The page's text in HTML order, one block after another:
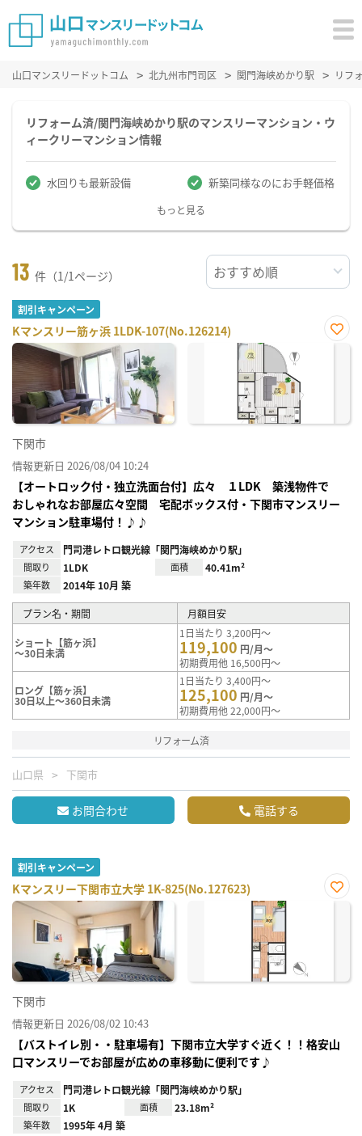
山口マンスリードットコム 北九州市門司区 関門海峡めかり駅 リフ
リフォーム済/関門海峡めかり駅のマンスリーマンション・ウ
ィークリーマンション情報
水回りも最新設備 新築同様なのにお手軽価格
もっと見る
13 件（1/1ページ）
割引キャンペーン
Kマンスリー筋ヶ浜 1LDK-107(No.126214)
お気
下関市
情報更新日 2026/08/04 10:24
【オートロック付・独立洗面台付】広々 １LDK 築浅物件で
おしゃれなお部屋広々空間 宅配ボックス付・下関市マンスリー
マンション駐車場付！♪♪
アクセス 門司港レトロ観光線「関門海峡めかり駅」
間取り 1LDK 面積 40.41m²
築年数 2014年 10月 築
プラン名・期間 月額目安
ショート【筋ヶ浜】
～30日未満
1日当たり 3,200円～
119,100 円/月～
初期費用他 16,500円～
ロング【筋ヶ浜】
30日以上～360日未満
1日当たり 3,400円～
125,100 円/月～
初期費用他 22,000円～
リフォーム済
山口県 下関市
お問合わせ 電話する
割引キャンペーン
Kマンスリー下関市立大学 1K-825(No.127623)
お気
下関市
情報更新日 2026/08/02 10:43
【バストイレ別・・駐車場有】下関市立大学すぐ近く！！格安山
口マンスリーでお部屋が広めの車移動に便利です♪
アクセス 門司港レトロ観光線「関門海峡めかり駅」
間取り 1K 面積 23.18m²
築年数 1995年 4月 築